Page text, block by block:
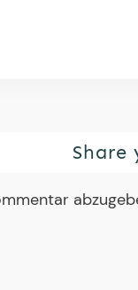
Share